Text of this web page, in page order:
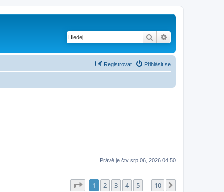
Hledat
Přihlásit se
Registrovat
Právě je čtv srp 06, 2026 04:50
Stránka z
1 2 3 4 5 10